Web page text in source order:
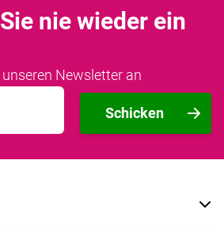
nie wieder ein
Newsletter an
Schicken